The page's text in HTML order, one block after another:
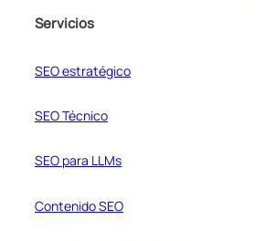
Servicios
SEO estratégico
SEO Técnico
SEO para LLMs
Contenido SEO